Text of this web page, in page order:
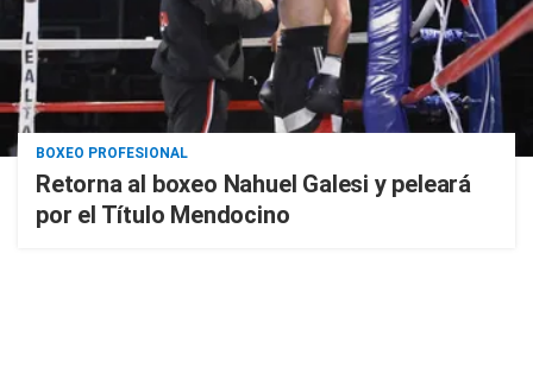
BOXEO PROFESIONAL
Retorna al boxeo Nahuel Galesi y peleará
por el Título Mendocino